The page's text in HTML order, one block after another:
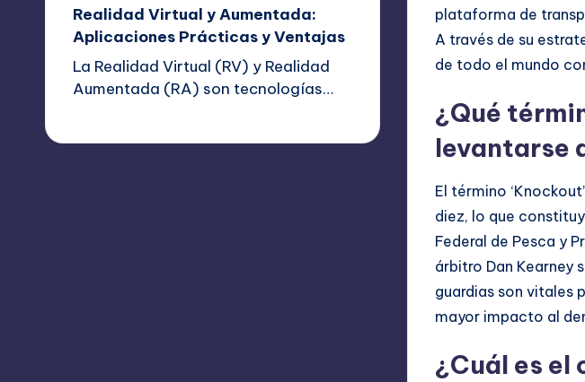
plataforma de
A través de su
de todo el mundo
¿Qué
levantarse
El término
diez, lo que
Federal de Pesca y
árbitro Dan Kearney
guardias son vitales
mayor impacto al
¿Cuál es
Realidad Virtual y Aumentada:
Aplicaciones Prácticas y Ventajas
La Realidad Virtual (RV) y Realidad
Aumentada (RA) son tecnologías…